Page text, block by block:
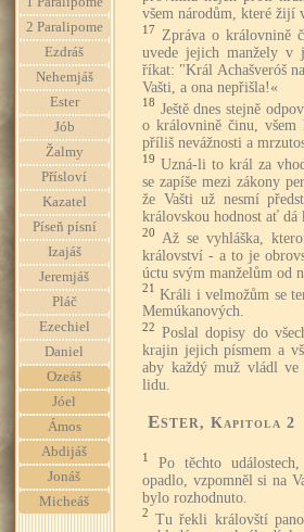
2 Paralipome
Ezdráš
Nehemjáš
Ester
Jób
Žalmy
Přísloví
Kazatel
Píseň písní
Izajáš
Jeremjáš
Pláč
Ezechiel
Daniel
Ozeáš
Jóel
Ámos
Abdijáš
Jonáš
Micheáš
všem národům, které žijí
17
Zpráva o královnině
uvede jejich manžely v
říkat: "Král Achašveróš
Vašti, a ona nepřišla!«
18 Ještě dnes stejně
o královnině činu, všem
příliš nevážnosti a
19 Uzná-li to král za
se zapíše mezi zákony
že Vašti už nesmí
královskou hodnost ať dá
20
Až se vyhláška,
království - a to je
úctu svým manželům od
21 Králi i velmožům se
Memúkanových.
22
Poslal dopisy do
krajin jejich písmem a
aby každý muž vládl
lidu.
Ester, Kapitola 2
1
Po těchto
opadlo, vzpomněl si na
bylo rozhodnuto.
2
Tu řekli královští